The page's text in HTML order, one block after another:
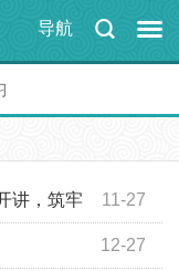
导航
11-27
讲，筑牢
12-27